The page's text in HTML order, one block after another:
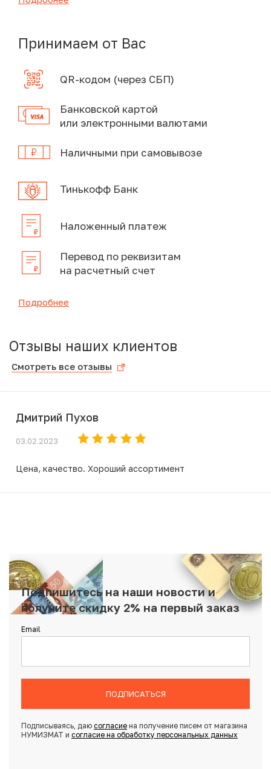
Принимаем от Вас
QR-кодом (через СБП)
Банковской картой
или электронными валютами
Наличными при самовывозе
Тинькофф Банк
Наложенный платеж
Перевод по реквизитам
на расчетный счет
Подробнее
Отзывы наших клиентов
Смотреть все отзывы
Дмитрий Пухов
03.02.2023
Цена, качество. Хороший ассортимент
Подпишитесь на наши новости и
получите скидку 2% на первый заказ
Email
ПОДПИСАТЬСЯ
Подписываясь, даю согласиена получение писем от магазина
НУМИЗМАТ и согласие на обработку персональных данных